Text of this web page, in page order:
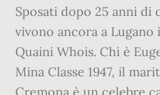
Sposati dopo 25 anni di
vivono ancora a Lugano
Quaini Whois. Chi è
Mina Classe 1947, il